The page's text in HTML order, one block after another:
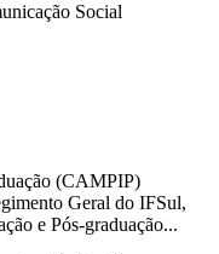
Social
(CAMPIP)
Geral do IFSul,
e Pós-graduação...